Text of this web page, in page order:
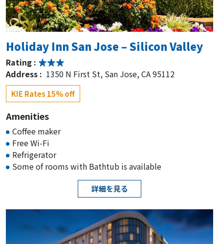
Holiday Inn San Jose – Silicon Valley
Rating :
Address : 1350 N First St, San Jose, CA 95112
KIE Rates 15% off
Amenities
Coffee maker
Free Wi-Fi
Refrigerator
Some of rooms with Bathtub is available
詳細を見る